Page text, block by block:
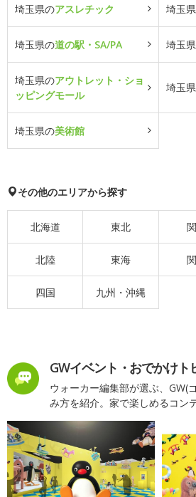
埼玉県のアスレチック 埼玉
埼玉県の道の駅・SA/PA 埼玉
埼玉県のアウトレット・ショ
ッピングモール
埼玉
埼玉県の美術館
その他のエリアから探す
北海道 東北
北陸 東海
四国 九州・沖縄
GWイベント・おでかけト
ウォーカー編集部が選ぶ、GW(
み方を紹介。家で楽しめるコン